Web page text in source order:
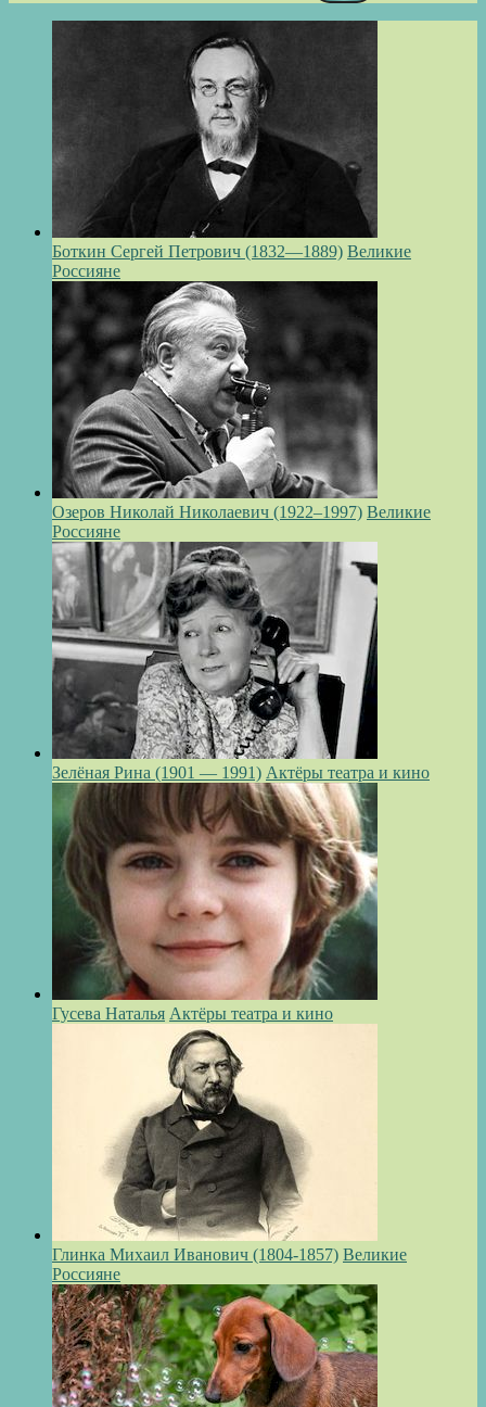
Боткин Сергей Петрович (1832—1889) Великие
Россияне
Озеров Николай Николаевич (1922–1997) Великие
Россияне
Зелёная Рина (1901 — 1991) Актёры театра и кино
Гусева Наталья Актёры театра и кино
Глинка Михаил Иванович (1804-1857) Великие
Россияне